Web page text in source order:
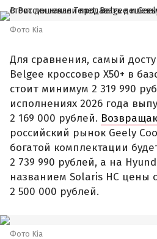
Фото Kia
Для сравнения, самый
Belgee кроссовер X50+ в
стоит минимум 2 319 990
исполнениях 2026 года
2 169 000 рублей.
российский рынок Geely
богатой комплектации
2 739 990 рублей, а на
названием Solaris HC цены
2 500 000 рублей.
Фото Kia